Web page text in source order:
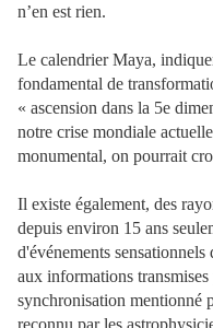
n’en est rien.
Le calendrier Maya,
fondamental de
« ascension dans la 5e
notre crise mondiale
monumental, on pourrait
Il existe également, des
depuis environ 15 ans
d'événements
aux informations
synchronisation mentionné